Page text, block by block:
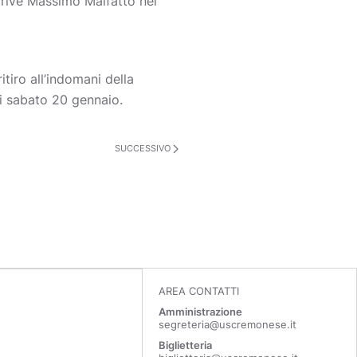
all’indomani della
20 gennaio.
SUCCESSIVO
AREA CONTATTI
Amministrazione
segreteria@uscremonese.it
Biglietteria